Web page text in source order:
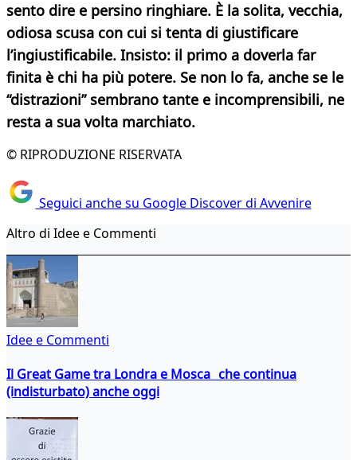
sento dire e persino ringhiare. È la solita, vecchia,
odiosa scusa con cui si tenta di giustificare
l’ingiustificabile. Insisto: il primo a doverla far
finita è chi ha più potere. Se non lo fa, anche se le
“distrazioni” sembrano tante e incomprensibili, ne
resta a sua volta marchiato.
© RIPRODUZIONE RISERVATA
Seguici anche su Google Discover di Avvenire
Altro di Idee e Commenti
Idee e Commenti
Il Great Game tra Londra e Mosca che continua
(indisturbato) anche oggi